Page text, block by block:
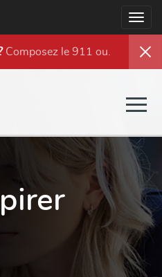
Composez le 911 ou